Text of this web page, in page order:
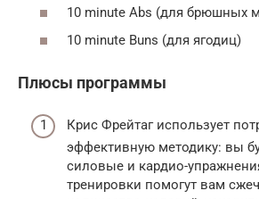
10 minute Abs (для брюшных
10 minute Buns (для ягодиц)
Плюсы программы
Крис Фрейтаг использует
эффективную методику: вы
силовые и кардио-
тренировки помогут вам